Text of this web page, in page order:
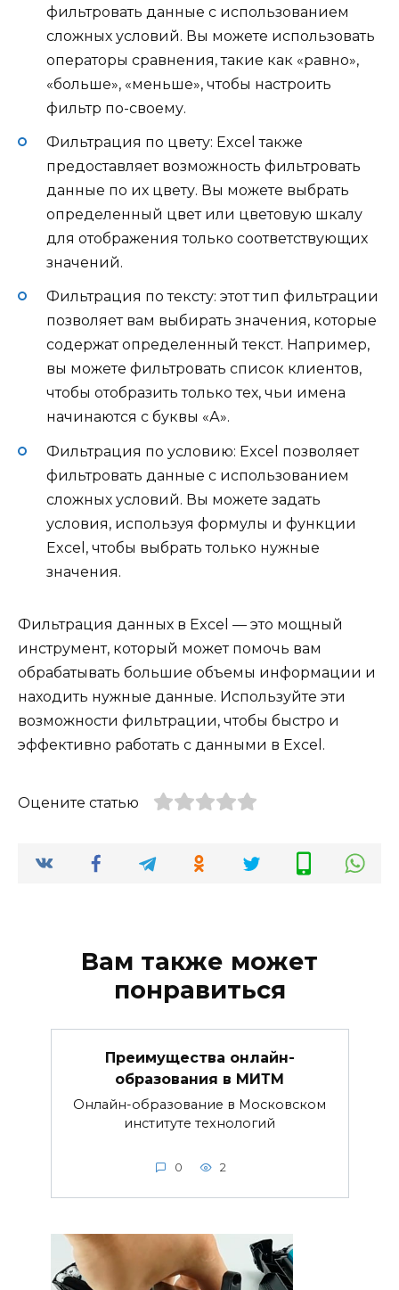
фильтровать данные с использованием
сложных условий. Вы можете использовать
операторы сравнения, такие как «равно»,
«больше», «меньше», чтобы настроить
фильтр по-своему.
Фильтрация по цвету: Excel также
предоставляет возможность фильтровать
данные по их цвету. Вы можете выбрать
определенный цвет или цветовую шкалу
для отображения только соответствующих
значений.
Фильтрация по тексту: этот тип фильтрации
позволяет вам выбирать значения, которые
содержат определенный текст. Например,
вы можете фильтровать список клиентов,
чтобы отобразить только тех, чьи имена
начинаются с буквы «А».
Фильтрация по условию: Excel позволяет
фильтровать данные с использованием
сложных условий. Вы можете задать
условия, используя формулы и функции
Excel, чтобы выбрать только нужные
значения.
Фильтрация данных в Excel — это мощный
инструмент, который может помочь вам
обрабатывать большие объемы информации и
находить нужные данные. Используйте эти
возможности фильтрации, чтобы быстро и
эффективно работать с данными в Excel.
Оцените статью
Вам также может
понравиться
Преимущества онлайн-
образования в МИТМ
Онлайн-образование в Московском
институте технологий
0 2